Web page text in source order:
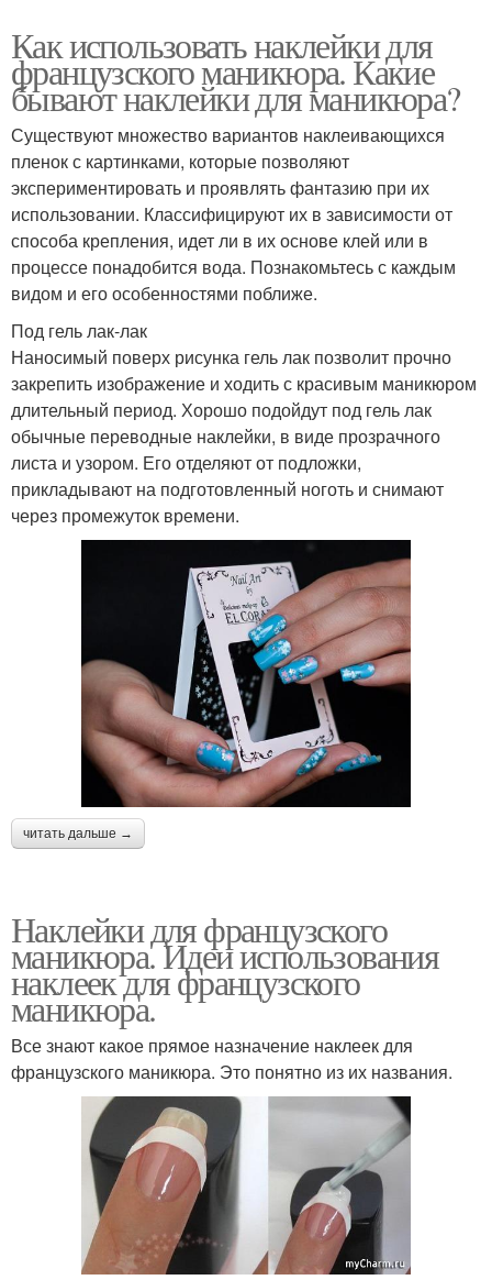
Как использовать наклейки для
французского маникюра. Какие
бывают наклейки для маникюра?
Существуют множество вариантов наклеивающихся
пленок с картинками, которые позволяют
экспериментировать и проявлять фантазию при их
использовании. Классифицируют их в зависимости от
способа крепления, идет ли в их основе клей или в
процессе понадобится вода. Познакомьтесь с каждым
видом и его особенностями поближе.
Под гель лак-лак
Наносимый поверх рисунка гель лак позволит прочно
закрепить изображение и ходить с красивым маникюром
длительный период. Хорошо подойдут под гель лак
обычные переводные наклейки, в виде прозрачного
листа и узором. Его отделяют от подложки,
прикладывают на подготовленный ноготь и снимают
через промежуток времени.
читать дальше →
Наклейки для французского
маникюра. Идеи использования
наклеек для французского
маникюра.
Все знают какое прямое назначение наклеек для
французского маникюра. Это понятно из их названия.